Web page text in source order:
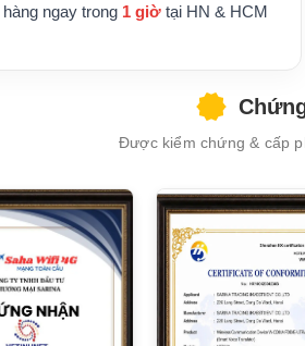
ngay trong 1 giờ tại HN & HCM
Được kiểm chứng & cấp
XEM CHI TIẾT